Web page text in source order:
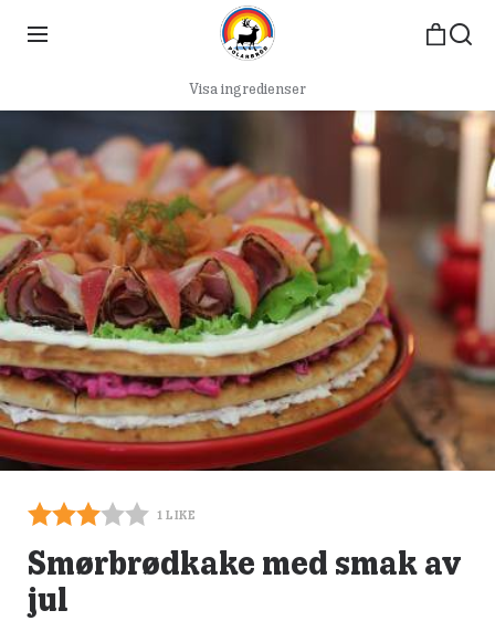
Visa ingredienser
1 LIKE
Smørbrødkake med smak av
jul